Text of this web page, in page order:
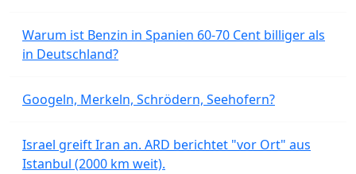
Warum ist Benzin in Spanien 60-70 Cent billiger als
in Deutschland?
Googeln, Merkeln, Schrödern, Seehofern?
Israel greift Iran an. ARD berichtet "vor Ort" aus
Istanbul (2000 km weit).